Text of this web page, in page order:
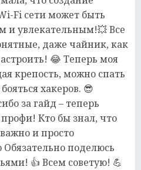
Fi сети может быть
и увлекательным!💥 Все
даже чайник, как
😂 Теперь моя
крепость, можно спать
хакеров. 😎
за гайд – теперь
профи! Кто бы знал, что
и просто
поделюсь
👍 Всем советую! 💪